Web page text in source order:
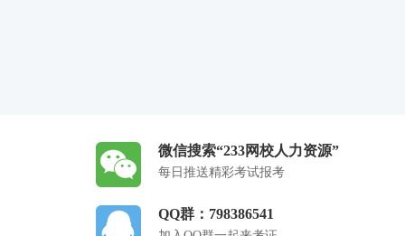
微信搜索“233网校人力资源”
每日推送精彩考试报考
QQ群：798386541